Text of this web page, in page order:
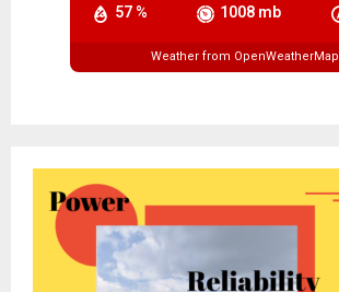
57 % 1008 mb
Weather from OpenWeatherMap